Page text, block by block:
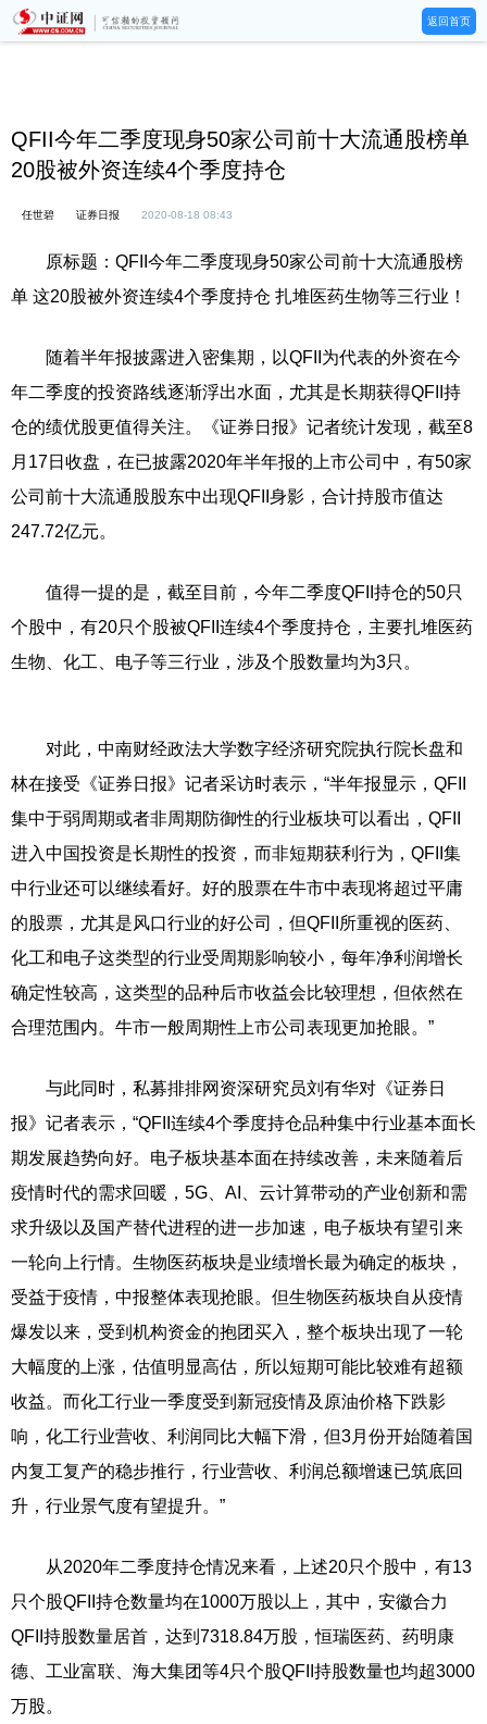
返回首页
QFII今年二季度现身50家公司前十大流通股榜单
20股被外资连续4个季度持仓
任世碧 证券日报 2020-08-18 08:43
原标题：QFII今年二季度现身50家公司前十大流通股榜
单 这20股被外资连续4个季度持仓 扎堆医药生物等三行业！
随着半年报披露进入密集期，以QFII为代表的外资在今
年二季度的投资路线逐渐浮出水面，尤其是长期获得QFII持
仓的绩优股更值得关注。《证券日报》记者统计发现，截至8
月17日收盘，在已披露2020年半年报的上市公司中，有50家
公司前十大流通股股东中出现QFII身影，合计持股市值达
247.72亿元。
值得一提的是，截至目前，今年二季度QFII持仓的50只
个股中，有20只个股被QFII连续4个季度持仓，主要扎堆医药
生物、化工、电子等三行业，涉及个股数量均为3只。
对此，中南财经政法大学数字经济研究院执行院长盘和
林在接受《证券日报》记者采访时表示，“半年报显示，QFII
集中于弱周期或者非周期防御性的行业板块可以看出，QFII
进入中国投资是长期性的投资，而非短期获利行为，QFII集
中行业还可以继续看好。好的股票在牛市中表现将超过平庸
的股票，尤其是风口行业的好公司，但QFII所重视的医药、
化工和电子这类型的行业受周期影响较小，每年净利润增长
确定性较高，这类型的品种后市收益会比较理想，但依然在
合理范围内。牛市一般周期性上市公司表现更加抢眼。”
与此同时，私募排排网资深研究员刘有华对《证券日
报》记者表示，“QFII连续4个季度持仓品种集中行业基本面长
期发展趋势向好。电子板块基本面在持续改善，未来随着后
疫情时代的需求回暖，5G、AI、云计算带动的产业创新和需
求升级以及国产替代进程的进一步加速，电子板块有望引来
一轮向上行情。生物医药板块是业绩增长最为确定的板块，
受益于疫情，中报整体表现抢眼。但生物医药板块自从疫情
爆发以来，受到机构资金的抱团买入，整个板块出现了一轮
大幅度的上涨，估值明显高估，所以短期可能比较难有超额
收益。而化工行业一季度受到新冠疫情及原油价格下跌影
响，化工行业营收、利润同比大幅下滑，但3月份开始随着国
内复工复产的稳步推行，行业营收、利润总额增速已筑底回
升，行业景气度有望提升。”
从2020年二季度持仓情况来看，上述20只个股中，有13
只个股QFII持仓数量均在1000万股以上，其中，安徽合力
QFII持股数量居首，达到7318.84万股，恒瑞医药、药明康
德、工业富联、海大集团等4只个股QFII持股数量也均超3000
万股。